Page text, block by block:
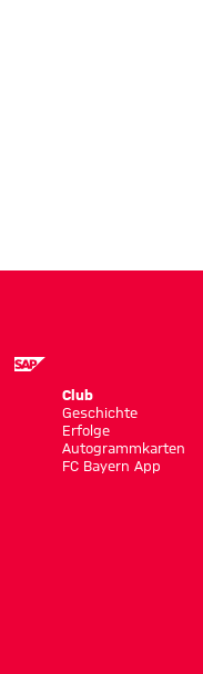
Club
Geschichte
Erfolge
Autogrammkarten
FC Bayern App